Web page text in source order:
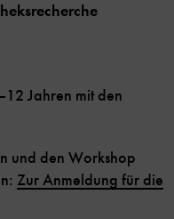
Jahren mit den
und den Workshop
Zur Anmeldung für die